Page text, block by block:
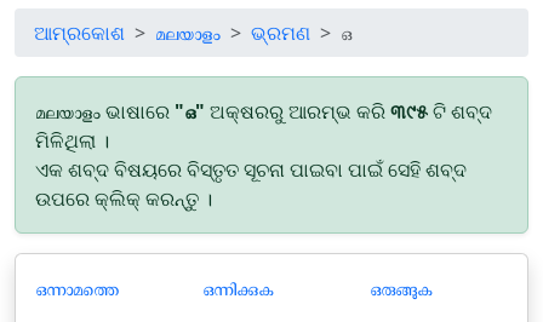
ଆମ୍ରକୋଶ മലയാളം ଭ୍ରମଣ ഒ
മലയാളം ଭାଷାରେ "ഒ" ଅକ୍ଷରରୁ ଆରମ୍ଭ କରି୩୯୫ଟି ଶବ୍ଦ
ମିଳିଥିଲା ।
ଏକ ଶବ୍ଦ ବିଷୟରେ ବିସ୍ତୃତ ସୂଚନା ପାଇବା ପାଇଁ ସେହି ଶବ୍ଦ
ଉପରେ କ୍ଲିକ୍ କରନ୍ତୁ ।
ഒന്നാമത്തെ
ഒന്നിക്കുക
ഒരുങ്ങുക